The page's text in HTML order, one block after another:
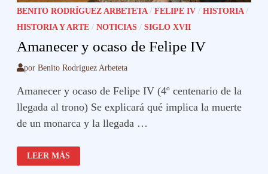
BENITO RODRÍGUEZ ARBETETA /FELIPE IV /HISTORIA /
HISTORIA Y ARTE /NOTICIAS /SIGLO XVII
Amanecer y ocaso de Felipe IV
porBenito Rodriguez Arbeteta
Amanecer y ocaso de Felipe IV (4º centenario de la
llegada al trono) Se explicará qué implica la muerte
de un monarca y la llegada …
AMANECER
Y
OCASO
LEER MÁS